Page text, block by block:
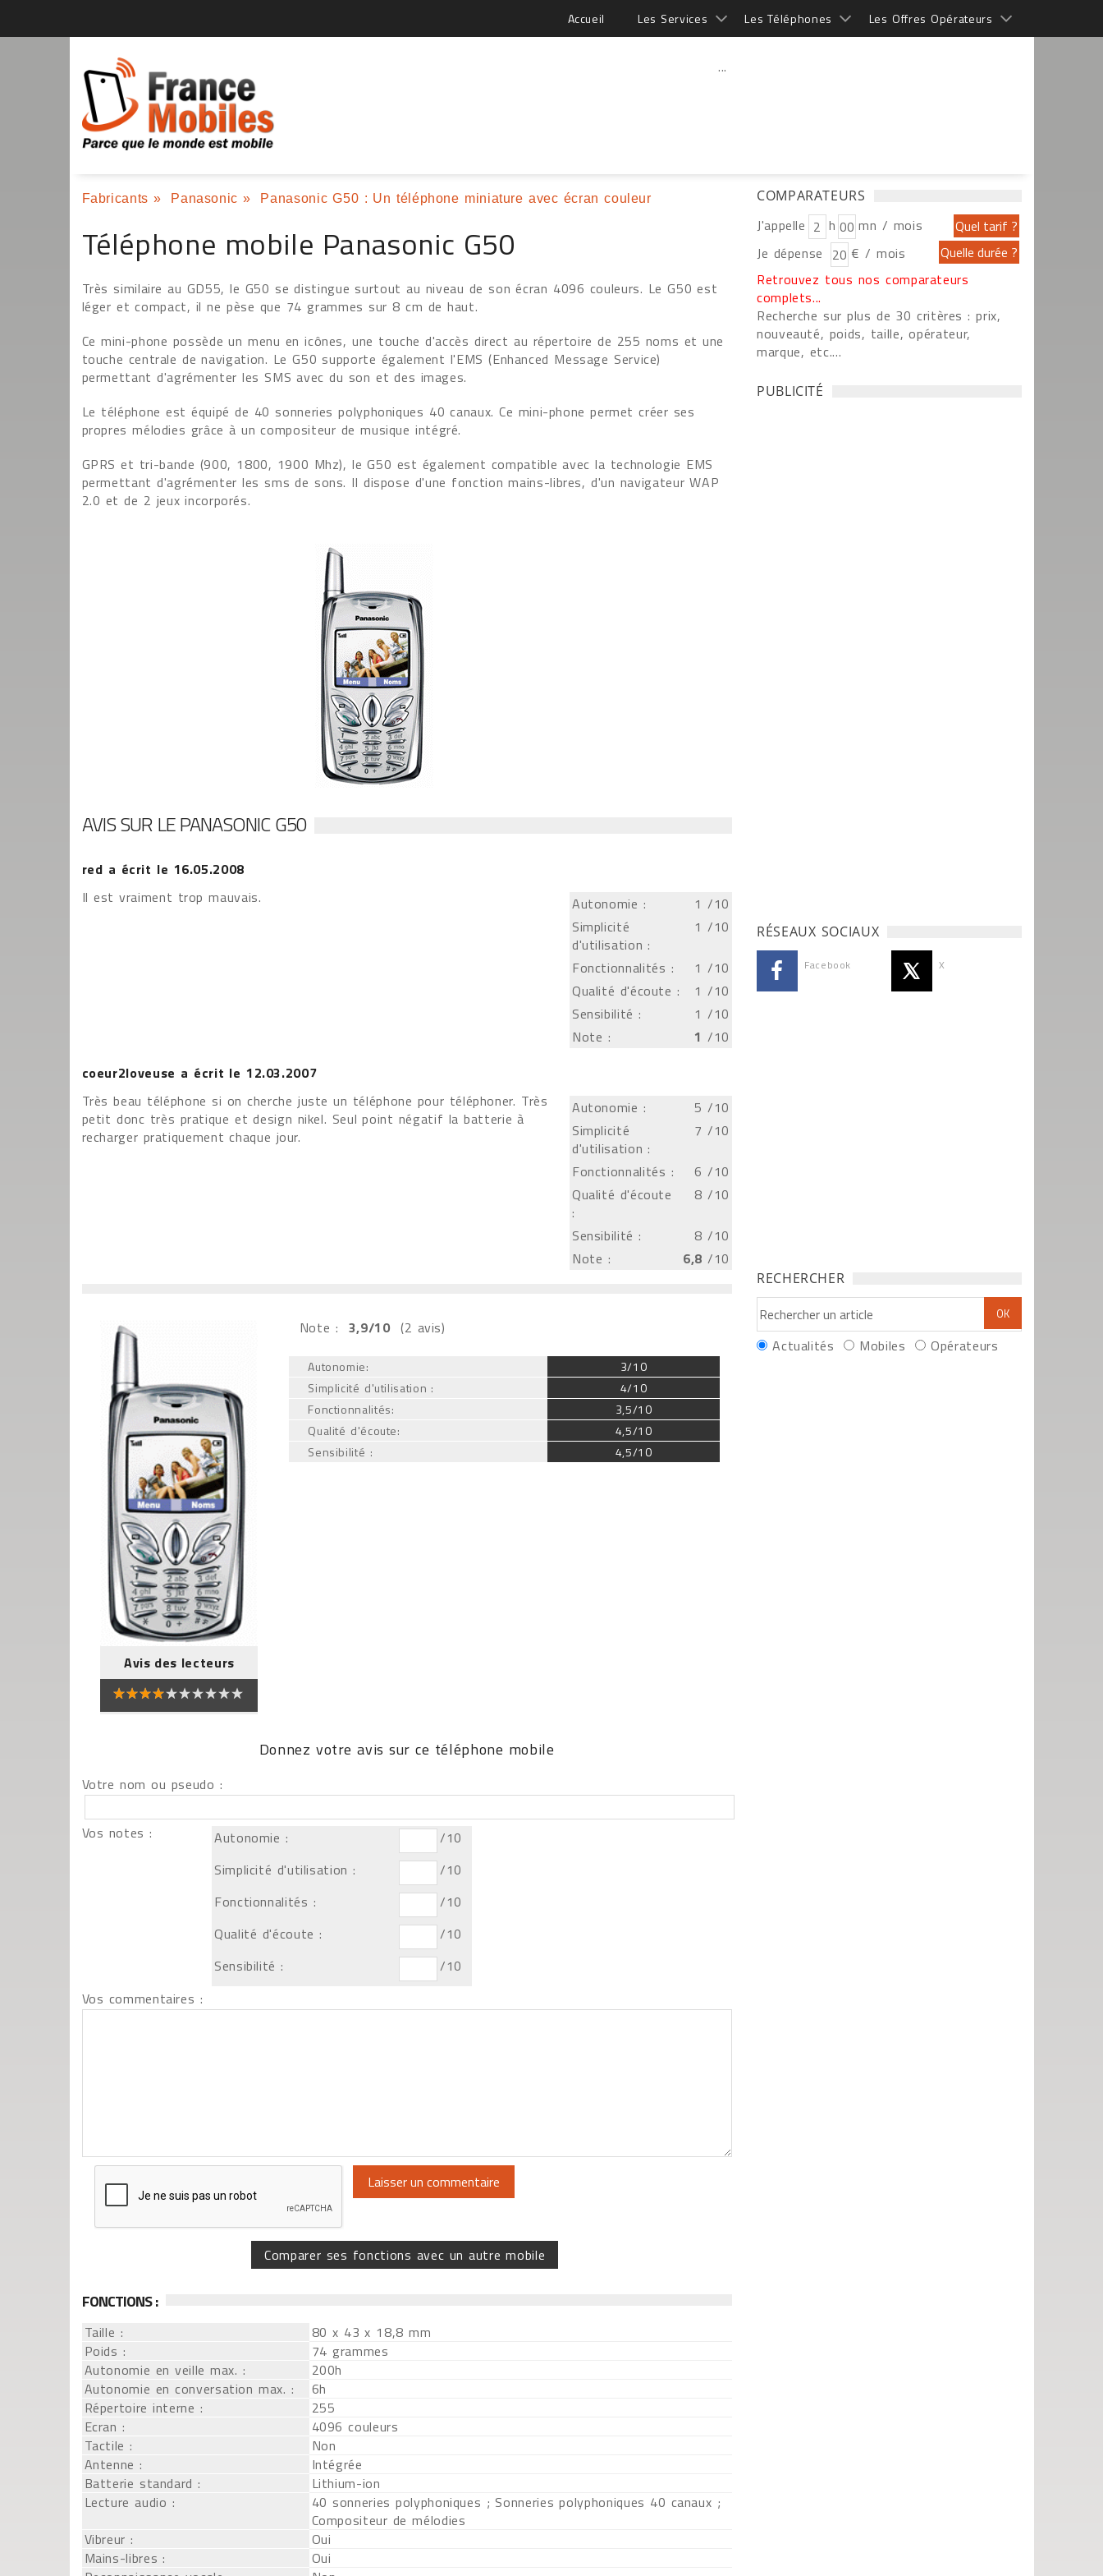
Accueil Les Services Les Téléphones Les Offres Opérateurs
...
Fabricants » Panasonic » Panasonic G50 : Un téléphone miniature avec écran couleur
Téléphone mobile Panasonic G50
Très similaire au GD55, le G50 se distingue surtout au niveau de son écran 4096 couleurs. Le G50 est
léger et compact, il ne pèse que 74 grammes sur 8 cm de haut.
Ce mini-phone possède un menu en icônes, une touche d'accès direct au répertoire de 255 noms et une
touche centrale de navigation. Le G50 supporte également l'EMS (Enhanced Message Service)
permettant d'agrémenter les SMS avec du son et des images.
Le téléphone est équipé de 40 sonneries polyphoniques 40 canaux. Ce mini-phone permet créer ses
propres mélodies grâce à un compositeur de musique intégré.
GPRS et tri-bande (900, 1800, 1900 Mhz), le G50 est également compatible avec la technologie EMS
permettant d'agrémenter les sms de sons. Il dispose d'une fonction mains-libres, d'un navigateur WAP
2.0 et de 2 jeux incorporés.
AVIS SUR LE PANASONIC G50
red a écrit le 16.05.2008
Il est vraiment trop mauvais.
Autonomie : 1 /10
Simplicité
d'utilisation :
1 /10
Fonctionnalités : 1 /10
Qualité d'écoute :
1 /10
Sensibilité :
1 /10
Note :
1 /10
coeur2loveuse a écrit le 12.03.2007
Très beau téléphone si on cherche juste un téléphone pour téléphoner. Très
petit donc très pratique et design nikel. Seul point négatif la batterie à
recharger pratiquement chaque jour.
Autonomie : 5 /10
Simplicité
d'utilisation :
7 /10
Fonctionnalités : 6 /10
Qualité d'écoute
:
8 /10
Sensibilité : 8 /10
Note :
6,8 /10
Avis des lecteurs
Note : 3,9/10 (2 avis)
Autonomie:
Simplicité d'utilisation :
Fonctionnalités:
Qualité d'écoute:
Sensibilité :
3/10
4/10
3,5/10
4,5/10
4,5/10
Donnez votre avis sur ce téléphone mobile
Votre nom ou pseudo :
Vos notes : Autonomie :
/10
Simplicité d'utilisation :
/10
Fonctionnalités :
/10
Qualité d'écoute :
/10
Sensibilité :
/10
Vos commentaires :
Comparer ses fonctions avec un autre mobile
FONCTIONS :
Taille :
80 x 43 x 18,8 mm
Poids :
74 grammes
Autonomie en veille max. :
200h
Autonomie en conversation max. :
6h
Répertoire interne :
255
Ecran :
4096 couleurs
Tactile :
Non
Antenne :
Intégrée
Batterie standard :
Lithium-ion
Lecture audio :
40 sonneries polyphoniques ; Sonneries polyphoniques 40 canaux ;
Compositeur de mélodies
Vibreur :
Oui
Mains-libres :
Oui
COMPARATEURS
J'appelle h
mn / mois
Je dépense
€ / mois
Retrouvez tous nos comparateurs
complets...
Recherche sur plus de 30 critères : prix,
nouveauté, poids, taille, opérateur,
marque, etc....
PUBLICITÉ
RÉSEAUX SOCIAUX
Facebook X
RECHERCHER
Actualités Mobiles Opérateurs